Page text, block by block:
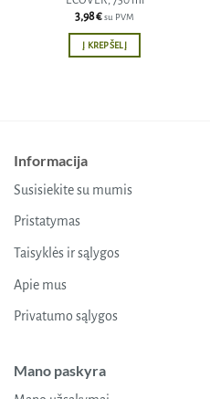
3,98€su PVM
Į KREPŠELĮ
Informacija
Susisiekite su mumis
Pristatymas
Taisyklės ir sąlygos
Apie mus
Privatumo sąlygos
Mano paskyra